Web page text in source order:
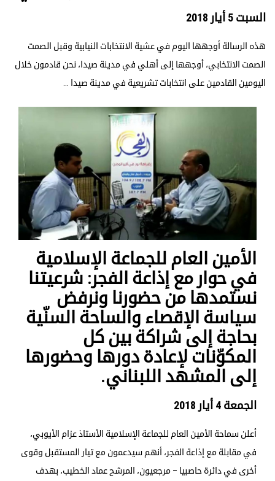
السبت 5 أيار 2018
هذه الرسالة أوجهها اليوم في عشية الانتخابات النيابية وقبل الصمت
الصمت الانتخابي، أوجهها إلى أهلي في مدينة صيدا، نحن قادمون خلال
اليومين القادمين على انتخابات تشريعية في مدينة صيدا ...
الأمين العام للجماعة الإسلامية
في حوار مع إذاعة الفجر: شرعيتنا
نستمدها من حضورنا ونرفض
سياسة الإقصاء والساحة السنّية
بحاجة إلى شراكة بين كل
المكوّنات لإعادة دورها وحضورها
إلى المشهد اللبناني.
الجمعة 4 أيار 2018
أعلن سماحة الأمين العام للجماعة الإسلامية الأستاذ عزام الأيوبي،
في مقابلة مع إذاعة الفجر، أنهم سيدعمون مع تيار المستقبل وقوى
أخرى في دائرة حاصبيا – مرجعيون، المرشح عماد الخطيب، بهدف